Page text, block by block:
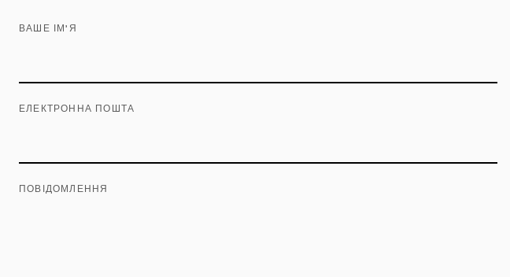
ВАШЕ ІМ'Я
ЕЛЕКТРОННА ПОШТА
ПОВІДОМЛЕННЯ